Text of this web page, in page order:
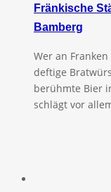
Fränkische
Bamberg
Wer an
deftige
berühmte Bier
schlägt vor